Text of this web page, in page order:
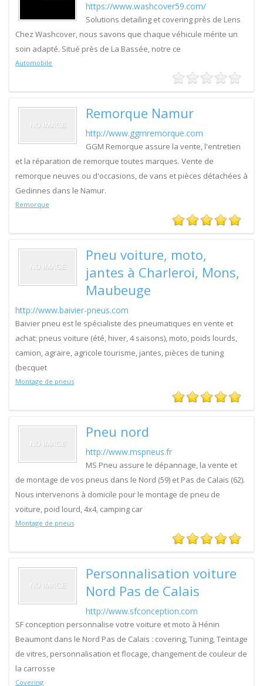
https://www.washcover59.com/
Solutions detailing et covering près de Lens
Chez Washcover, nous savons que chaque véhicule mérite un
soin adapté. Situé près de La Bassée, notre ce
Automobile
Remorque Namur
http://www.ggmremorque.com
GGM Remorque assure la vente, l'entretien
et la réparation de remorque toutes marques. Vente de
remorque neuves ou d'occasions, de vans et pièces détachées à
Gedinnes dans le Namur.
Remorque
Pneu voiture, moto,
jantes à Charleroi, Mons,
Maubeuge
http://www.baivier-pneus.com
Baivier pneu est le spécialiste des pneumatiques en vente et
achat: pneus voiture (été, hiver, 4 saisons), moto, poids lourds,
camion, agraire, agricole tourisme, jantes, pièces de tuning
(becquet
Montage de pneus
Pneu nord
http://www.mspneus.fr
MS Pneu assure le dépannage, la vente et
de montage de vos pneus dans le Nord (59) et Pas de Calais (62).
Nous intervenons à domicile pour le montage de pneu de
voiture, poid lourd, 4x4, camping car
Montage de pneus
Personnalisation voiture
Nord Pas de Calais
http://www.sfconception.com
SF conception personnalise votre voiture et moto à Hénin
Beaumont dans le Nord Pas de Calais : covering, Tuning, Teintage
de vitres, personnalisation et flocage, changement de couleur de
la carrosse
Covering